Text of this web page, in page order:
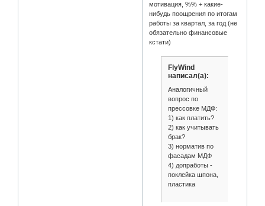
мотивация, %% + какие-
нибудь поощрения по итогам
работы за квартал, за год (не
обязательно финансовые
кстати)
FlyWind
написал(а):
Аналогичный
вопрос по
прессовке МДФ:
1) как платить?
2) как учитывать
брак?
3) норматив по
фасадам МДФ
4) допработы -
поклейка шпона,
пластика